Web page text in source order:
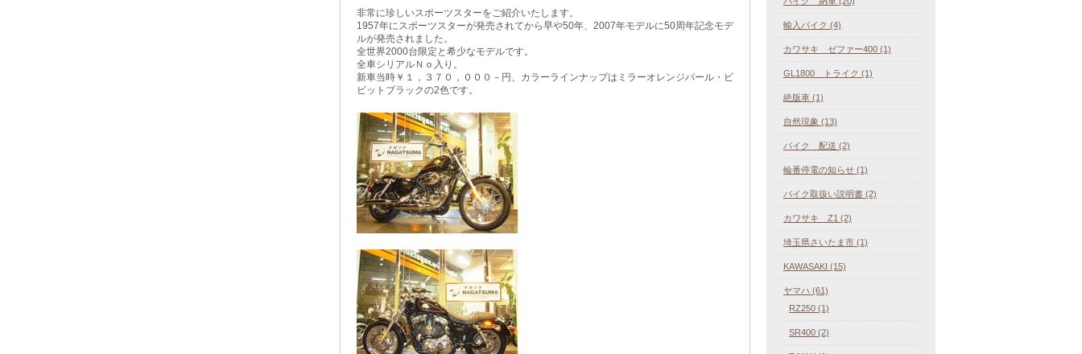
非常に珍しいスポーツスターをご紹介いたします。
1957年にスポーツスターが発売されてから早や50年、2007年モデルに50周年記念モデ
ルが発売されました。
全世界2000台限定と希少なモデルです。
全車シリアルＮｏ入り。
新車当時￥１，３７０，０００－円、カラーラインナップはミラーオレンジパール・ビ
ビットブラックの2色です。
輸入バイク (4)
カワサキ ゼファー400 (1)
GL1800 トライク (1)
絶版車 (1)
自然現象 (13)
バイク 配送 (2)
輪番停電の知らせ (1)
バイク取扱い説明書 (2)
カワサキ Z1 (2)
埼玉県さいたま市 (1)
KAWASAKI (15)
ヤマハ (61)
RZ250 (1)
SR400 (2)